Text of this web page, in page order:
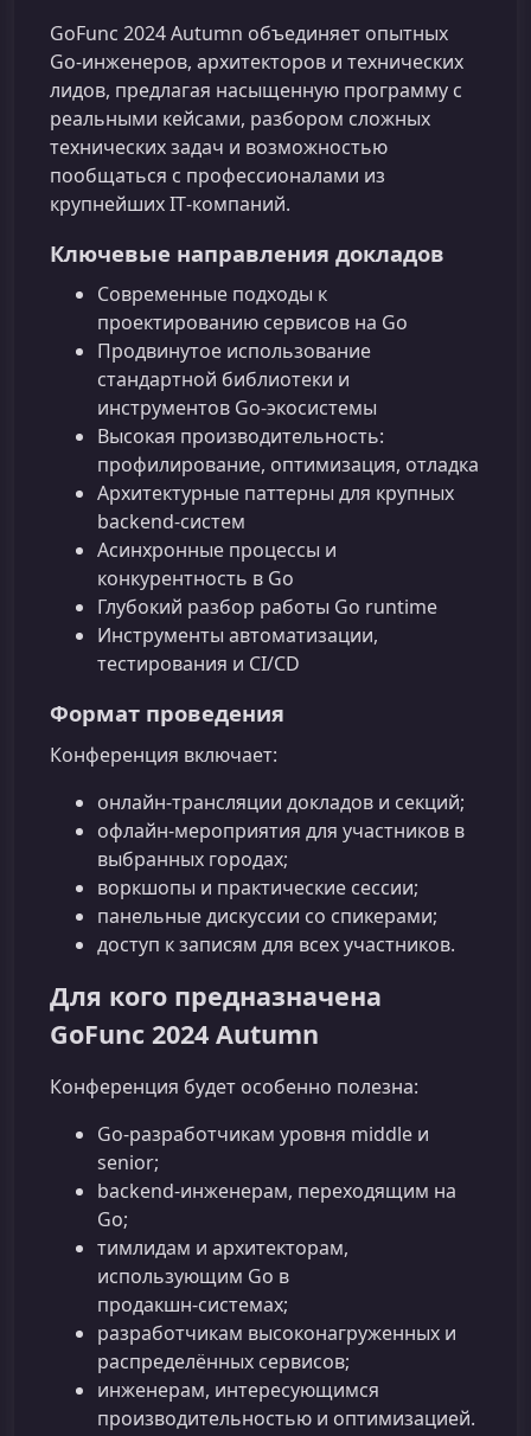
GoFunc 2024 Autumn объединяет опытных
Go‑инженеров, архитекторов и технических
лидов, предлагая насыщенную программу с
реальными кейсами, разбором сложных
технических задач и возможностью
пообщаться с профессионалами из
крупнейших IT‑компаний.
Ключевые направления докладов
Современные подходы к
проектированию сервисов на Go
Продвинутое использование
стандартной библиотеки и
инструментов Go‑экосистемы
Высокая производительность:
профилирование, оптимизация, отладка
Архитектурные паттерны для крупных
backend‑систем
Асинхронные процессы и
конкурентность в Go
Глубокий разбор работы Go runtime
Инструменты автоматизации,
тестирования и CI/CD
Формат проведения
Конференция включает:
онлайн‑трансляции докладов и секций;
офлайн‑мероприятия для участников в
выбранных городах;
воркшопы и практические сессии;
панельные дискуссии со спикерами;
доступ к записям для всех участников.
Для кого предназначена
GoFunc 2024 Autumn
Конференция будет особенно полезна:
Go‑разработчикам уровня middle и
senior;
backend‑инженерам, переходящим на
Go;
тимлидам и архитекторам,
использующим Go в
продакшн‑системах;
разработчикам высоконагруженных и
распределённых сервисов;
инженерам, интересующимся
производительностью и оптимизацией.